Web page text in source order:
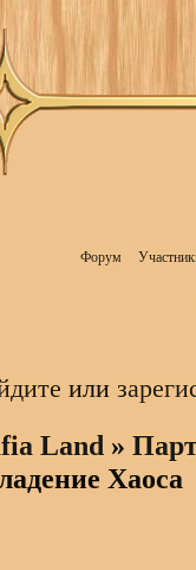
Форум
или
Land »
Хаоса